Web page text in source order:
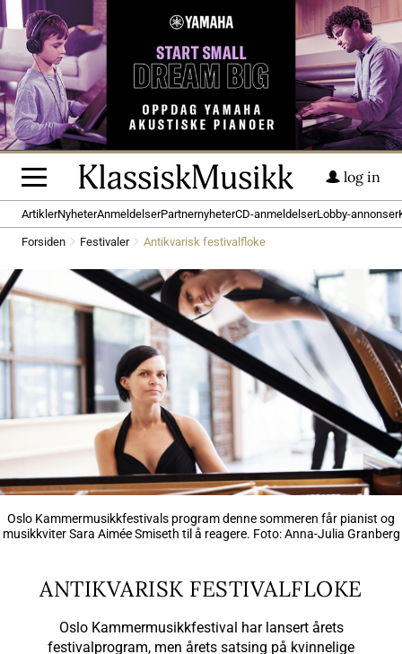
log in
ArtiklerNyheterAnmeldelserPartnernyheterCD-anmeldelserLobby-annonser
Forsiden Festivaler Antikvarisk festivalfloke
Oslo Kammermusikkfestivals program denne sommeren får pianist og
musikkviter Sara Aimée Smiseth til å reagere. Foto: Anna-Julia Granberg
ANTIKVARISK FESTIVALFLOKE
Oslo Kammermusikkfestival har lansert årets
festivalprogram, men årets satsing på kvinnelige